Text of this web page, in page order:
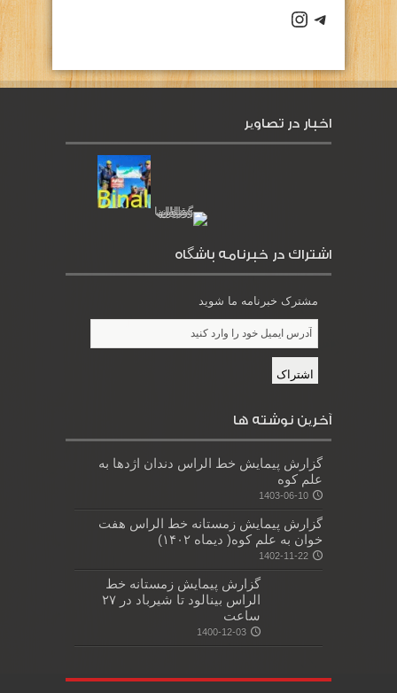
كانال تلگرام باشگاه
صفحه اينستاگرام باشگاه
اخبار در تصاویر
اشتراك در خبرنامه باشگاه
مشترک خبرنامه ما شوید
آخرین نوشته ها
گزارش پیمایش خط الراس دندان اژدها به
علم کوه
1403-06-10
گزارش پیمایش زمستانه خط الراس هفت
خوان به علم کوه( دیماه ۱۴۰۲)
1402-11-22
گزارش پیمایش زمستانه خط
الراس بینالود تا شیرباد در ۲۷
ساعت
1400-12-03